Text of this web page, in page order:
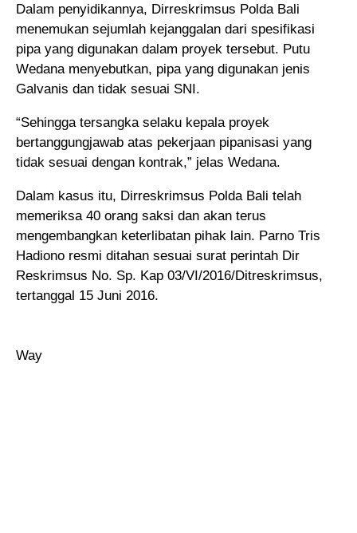
Dalam penyidikannya, Dirreskrimsus Polda Bali
menemukan sejumlah kejanggalan dari spesifikasi
pipa yang digunakan dalam proyek tersebut. Putu
Wedana menyebutkan, pipa yang digunakan jenis
Galvanis dan tidak sesuai SNI.
“Sehingga tersangka selaku kepala proyek
bertanggungjawab atas pekerjaan pipanisasi yang
tidak sesuai dengan kontrak,” jelas Wedana.
Dalam kasus itu, Dirreskrimsus Polda Bali telah
memeriksa 40 orang saksi dan akan terus
mengembangkan keterlibatan pihak lain. Parno Tris
Hadiono resmi ditahan sesuai surat perintah Dir
Reskrimsus No. Sp. Kap 03/VI/2016/Ditreskrimsus,
tertanggal 15 Juni 2016.
Way